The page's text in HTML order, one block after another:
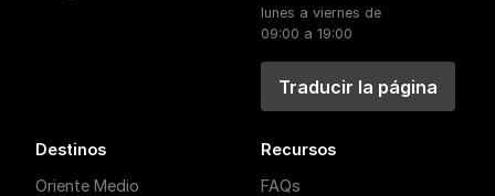
lunes a viernes de
09:00 a 19:00
Traducir la página
Destinos
Oriente Medio
Recursos
FAQs